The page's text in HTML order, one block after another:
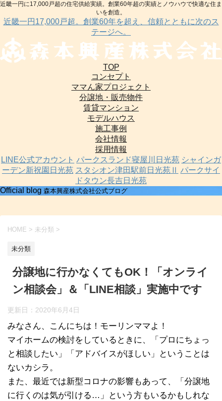
近畿一円に17,000戸超の住宅供給実績。創業60年超の実績とノウハウで快適な住ま
いを創造。
近畿一円17,000戸超。創業60年を超え、信頼とともに次のス
テージへ。
TOP
コンセプト
ママん家プロジェクト
分譲地・販売物件
賃貸マンション
モデルハウス
施工事例
会社情報
採用情報
LINE公式アカウント パークスランド寝屋川日光苑 シャインガ
ーデン新祝園日光苑 スタシオン津田駅前日光苑Ⅱ パークサイ
ドタウン長吉日光苑
Official blog 森本興産株式会社公式ブログ
HOME > 未分類 >
未分類
分譲地に行かなくてもOK！「オンライ
ン相談会」＆「LINE相談」実施中です
更新日： 2020年6月4日
みなさん、こんにちは！モーリンママよ！
マイホームの検討をしているときに、「プロにちょっ
と相談したい」「アドバイスがほしい」ということは
ないカシラ。
また、最近では新型コロナの影響もあって、「分譲地
に行くのは気が引ける…」という方もいるかもしれな